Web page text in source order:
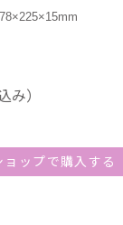
み）
ップで購入する